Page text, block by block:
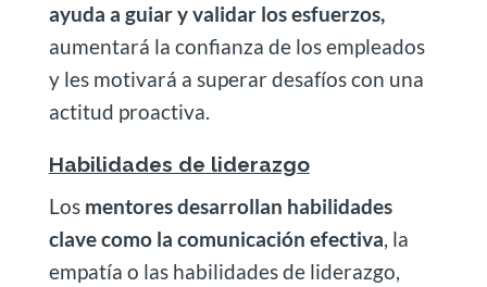
ayuda a guiar y validar los esfuerzos,
aumentará la confianza de los empleados
y les motivará a superar desafíos con una
actitud proactiva.
Habilidades de liderazgo
Los mentores desarrollan habilidades
clave como la comunicación efectiva, la
empatía o las habilidades de liderazgo,